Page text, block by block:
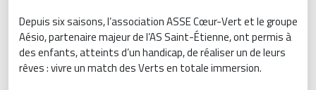
Depuis six saisons, l’association ASSE Cœur-Vert et le groupe
Aésio, partenaire majeur de l’AS Saint-Étienne, ont permis à
des enfants, atteints d’un handicap, de réaliser un de leurs
rêves : vivre un match des Verts en totale immersion.